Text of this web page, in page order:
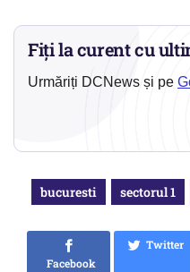
Fiți la curent cu
Urmăriți DCNews și pe
bucuresti sectorul 1
Facebook
Twitter